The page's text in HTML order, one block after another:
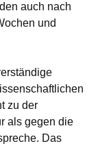
auch nach
und
zu der
als gegen die
Das